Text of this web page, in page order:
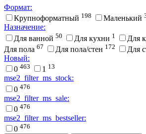
Формат:
Крупноформатный 198 Маленький
Назначение:
Для ванной 50 Для кухни 1 Для
Для пола 67 Для пола/стен 172 Для
Новый:
0 463 1 13
mse2_filter_ms_stock:
0 476
mse2_filter_ms_sale:
0 476
mse2_filter_ms_bestseller:
0 476